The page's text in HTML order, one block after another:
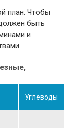
план. Чтобы
быть
и
Углеводы